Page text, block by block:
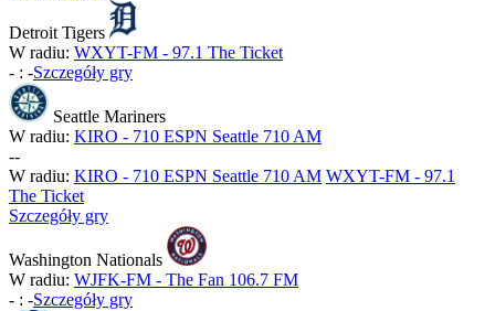
Detroit Tigers
W radiu: WXYT-FM - 97.1 The Ticket
- : -Szczegóły gry
Seattle Mariners
W radiu: KIRO - 710 ESPN Seattle 710 AM
--
W radiu: KIRO - 710 ESPN Seattle 710 AM WXYT-FM - 97.1
The Ticket
Szczegóły gry
Washington Nationals
W radiu: WJFK-FM - The Fan 106.7 FM
- : -Szczegóły gry